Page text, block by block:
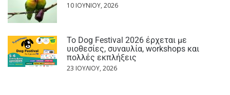
10 ΙΟΥΝΊΟΥ, 2026
Το Dog Festival 2026 έρχεται με
υιοθεσίες, συναυλία, workshops και
πολλές εκπλήξεις
23 ΙΟΥΛΊΟΥ, 2026